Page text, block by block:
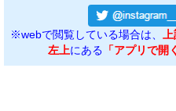
※webで閲覧している場合は、
左上にある 「アプリで開